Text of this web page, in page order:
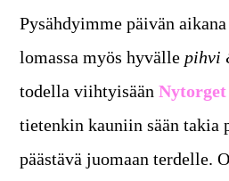
Pysähdyimme päivän
lomassa myös hyvälle pihvi
todella viihtyisäänNytorget
tietenkin kauniin sään takia
päästävä juomaan terdelle.